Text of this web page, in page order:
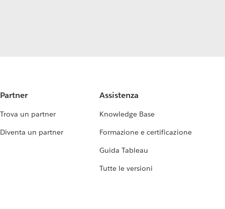
Partner
Trova un partner
Diventa un partner
Assistenza
Knowledge Base
Formazione e certificazione
Guida Tableau
Tutte le versioni